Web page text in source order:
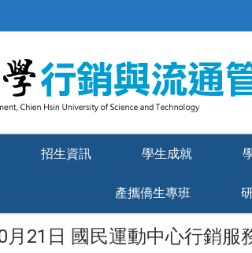
招生資訊 學生成就
產攜僑生專班
月21日 國民運動中心行銷服